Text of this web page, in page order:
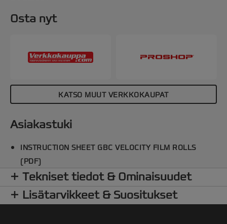
todistusten kaltaisia kohteita, jotka hyötyvät
kiillotetusta ja kestävästä esitystavasta. Paksumpi
ensiluokkaisen tuntuman, joten se sopii sekä
jokapäiväiseen käyttöön että virallisempiin
Osta nyt
KATSO MUUT VERKKOKAUPAT
Asiakastuki
INSTRUCTION SHEET GBC VELOCITY FILM ROLLS
(PDF)
Tekniset tiedot & Ominaisuudet
Lisätarvikkeet & Suositukset